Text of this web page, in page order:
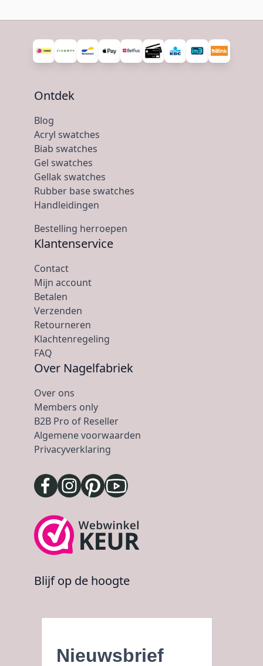
Ontdek
Blog
Acryl swatches
Biab swatches
Gel swatches
Gellak swatches
Rubber base swatches
Handleidingen
Bestelling herroepen
Klantenservice
Contact
Mijn account
Betalen
Verzenden
Retourneren
Klachtenregeling
FAQ
Over Nagelfabriek
Over ons
Members only
B2B Pro of Reseller
Algemene voorwaarden
Privacyverklaring
Blijf op de hoogte
Nieuwsbrief